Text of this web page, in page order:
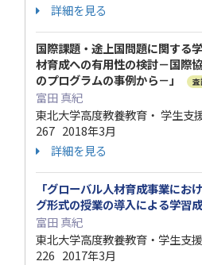
詳細を見る
国際課題・途上国問題に関する
材育成への有用性の検討－国際
のプログラムの事例から－」
富田 真紀
東北大学高度教養教育・ 学生
267 2018年3月
詳細を見る
「グローバル人材育成事業にお
グ形式の授業の導入による学習成
富田 真紀
東北大学高度教養教育・学生支
226 2017年3月